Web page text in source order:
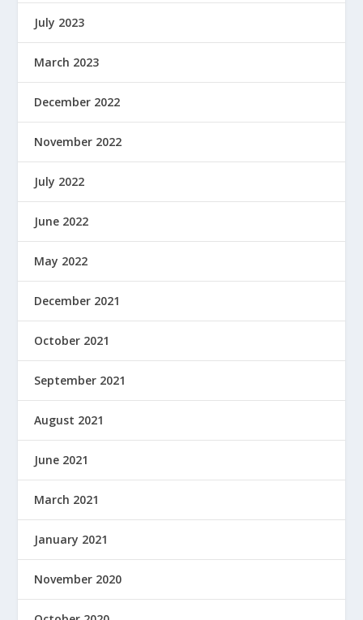
July 2023
March 2023
December 2022
November 2022
July 2022
June 2022
May 2022
December 2021
October 2021
September 2021
August 2021
June 2021
March 2021
January 2021
November 2020